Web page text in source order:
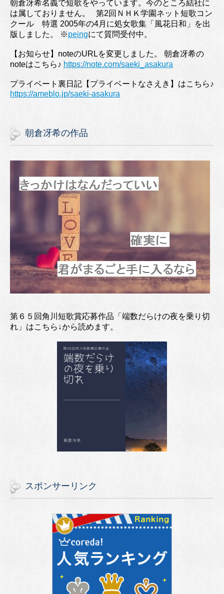
朝倉冴希名義で短歌をやっています。今のところ結社に
は属しておりません。 第2回ＮＨＫ学園ネット短歌コン
クール 特選 2005年の4月に処女歌集「風花日和」を出
版しました。 ※peingにて質問受付中。
【お知らせ】noteのURLを変更しました。 朝倉冴希の
noteはこちら♪ https://note.com/saeki_asakura
プライベート裏日記【プライベートなさえき】はこちら♪
https://ameblo.jp/saeki-asakura
朝倉冴希の作品
第６５回角川短歌賞応募作品「端数だらけの夜を乗り切
れ」はこちら↓から読めます。
スポンサーリンク